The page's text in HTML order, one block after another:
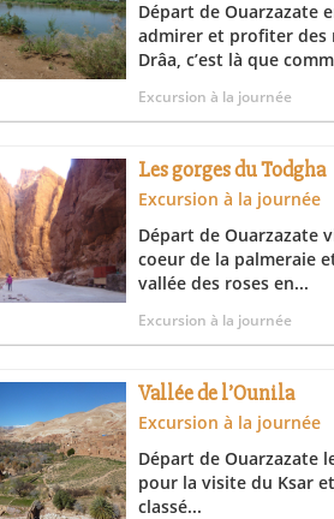
Départ de Ouarzazate
admirer et profiter des
Drâa, c’est là que
Excursion à la journée
Les gorges du Todgha
Excursion à la journée
Départ de Ouarzazate
coeur de la palmeraie
vallée des roses en...
Excursion à la journée
Vallée de l’Ounila
Excursion à la journée
Départ de Ouarzazate
pour la visite du Ksar
classé...